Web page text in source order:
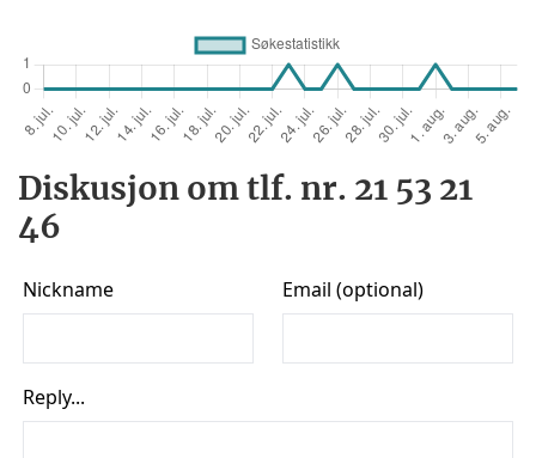
Diskusjon om tlf. nr. 21 53 21
46